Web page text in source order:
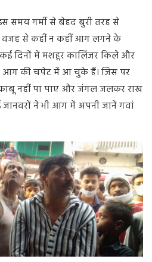
समयगर्मीसेबेहदबुरीतरहसे
वजहसेकहींनकहींआगलगनेके
कईदिनोंमेंमशहूरकालिंजरकिलेऔर
आगकीचपेटमेंआचुकेहैं।जिसपर
नहींपापाएऔरजंगलजलकरराख
जानवरोंनेभीआगमेंअपनीजानेंगवां